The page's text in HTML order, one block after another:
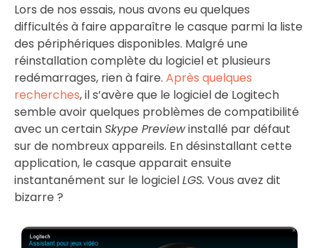
Lors de nos essais, nous avons eu quelques
difficultés à faire apparaître le casque parmi la liste
des périphériques disponibles. Malgré une
réinstallation complète du logiciel et plusieurs
redémarrages, rien à faire. Après quelques
recherches, il s’avère que le logiciel de Logitech
semble avoir quelques problèmes de compatibilité
avec un certainSkype Previewinstallé par défaut
sur de nombreux appareils. En désinstallant cette
application, le casque apparait ensuite
instantanément sur le logicielLGS. Vous avez dit
bizarre ?